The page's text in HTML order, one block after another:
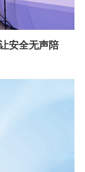
安全无声陪